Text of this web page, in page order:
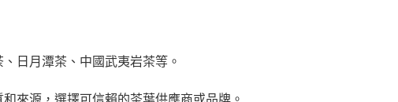
日月潭茶、中國武夷岩茶等。